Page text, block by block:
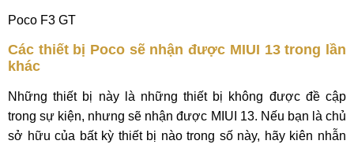
Poco F3 GT
Các thiết bị Poco sẽ nhận được MIUI 13 trong lần
khác
Những thiết bị này là những thiết bị không được đề cập
trong sự kiện, nhưng sẽ nhận được MIUI 13. Nếu bạn là chủ
sở hữu của bất kỳ thiết bị nào trong số này, hãy kiên nhẫn